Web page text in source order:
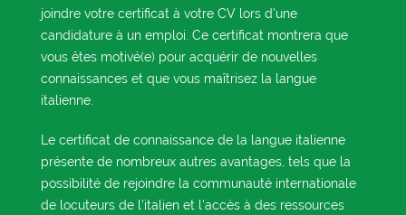
joindre votre certificat à votre CV lors d'une
candidature à un emploi. Ce certificat montrera que
vous êtes motivé(e) pour acquérir de nouvelles
connaissances et que vous maîtrisez la langue
italienne.
Le certificat de connaissance de la langue italienne
présente de nombreux autres avantages, tels que la
possibilité de rejoindre la communauté internationale
de locuteurs de l'italien et l'accès à des ressources